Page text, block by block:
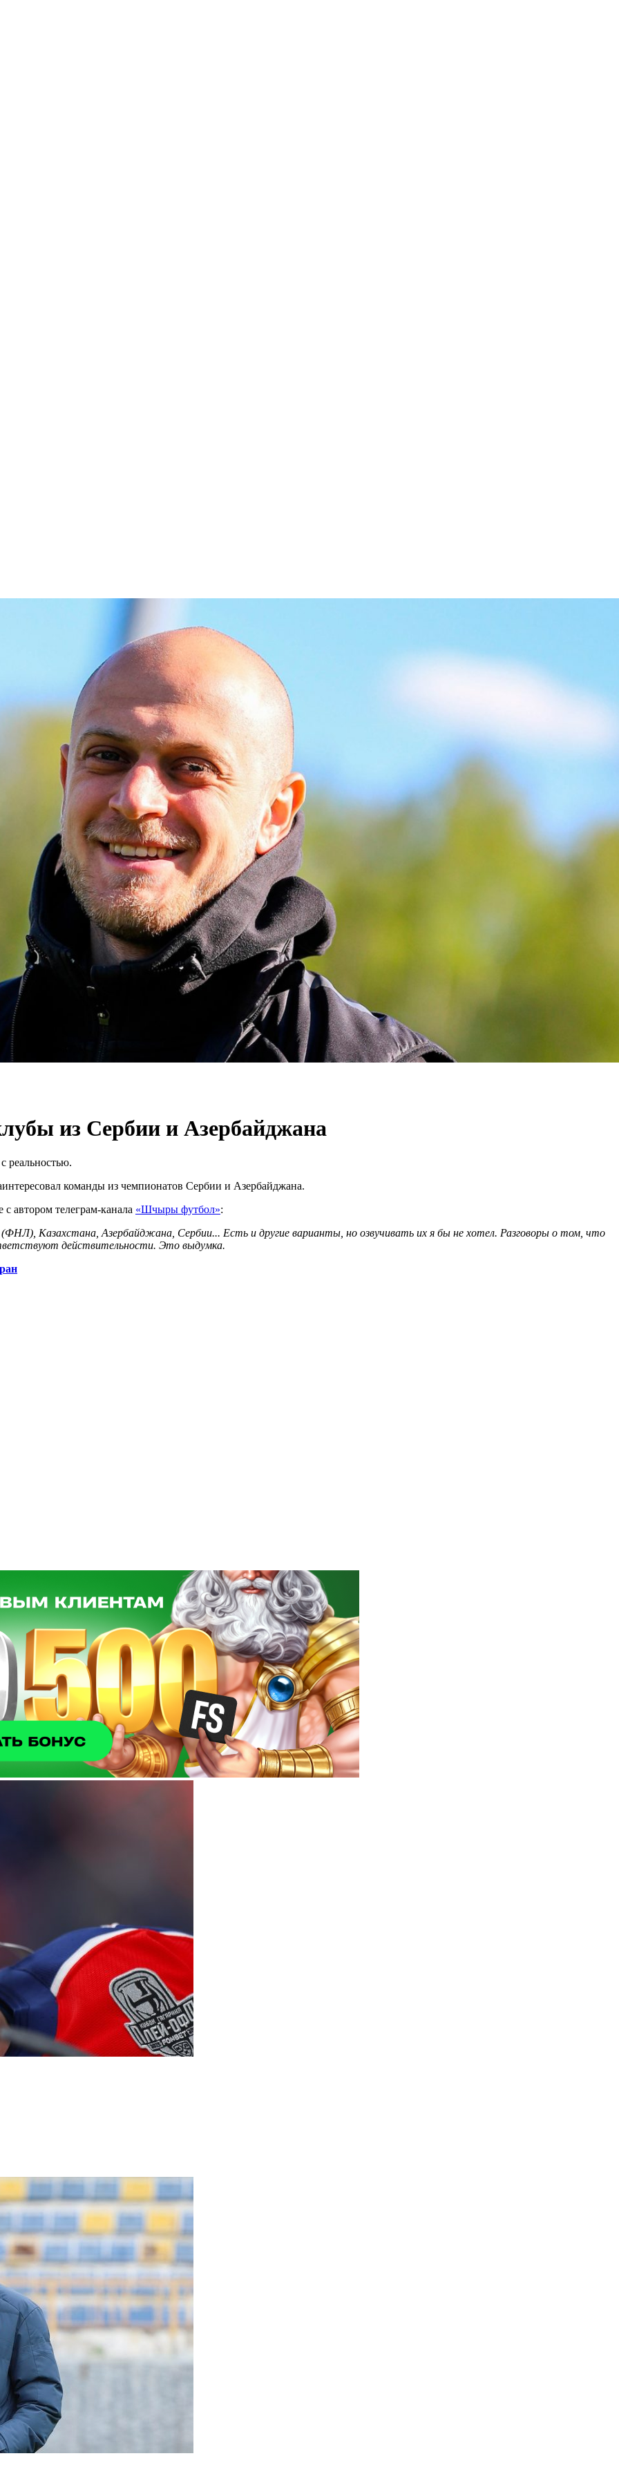
из Сербии и Азербайджана
реальностью.
команды из чемпионатов Сербии и Азербайджана.
автором телеграм-канала «Шчыры футбол»:
Казахстана, Азербайджана, Сербии... Есть и другие варианты, но озвучивать их я бы не хотел. Разговоры о том, что
действительности. Это выдумка.